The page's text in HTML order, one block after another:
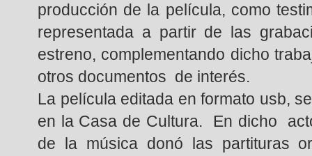
producción de la película, como
representada a partir de las
estreno, complementando dicho
otros documentos de interés.
La película editada en formato usb,
en la Casa de Cultura. En dicho
de la música donó las partituras